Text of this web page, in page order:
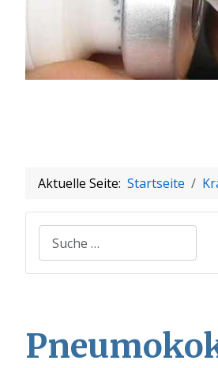
Aktuelle Seite: Startseite